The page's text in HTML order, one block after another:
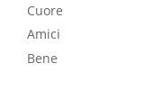
Cuore
Amici
Bene